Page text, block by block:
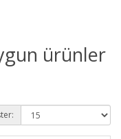
ürünler